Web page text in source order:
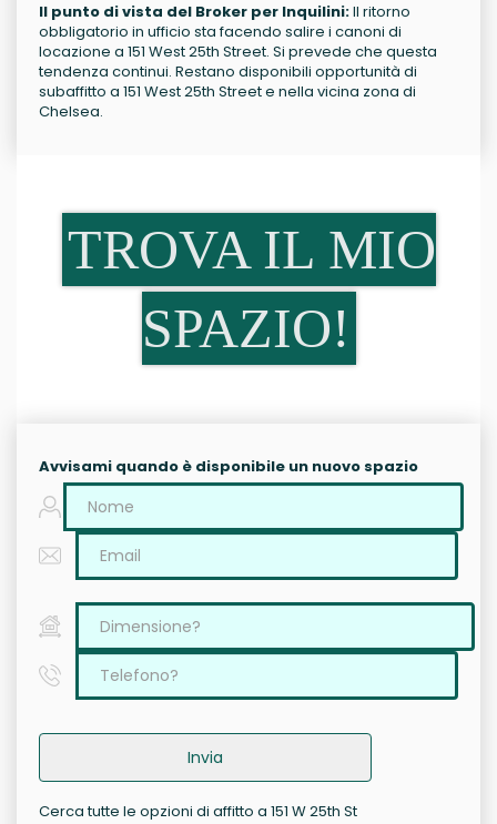
Il punto di vista del Broker per Inquilini:Il ritorno
obbligatorio in ufficio sta facendo salire i canoni di
locazione a 151 West 25th Street. Si prevede che questa
tendenza continui. Restano disponibili opportunità di
subaffitto a 151 West 25th Street e nella vicina zona di
Chelsea.
TROVA IL MIO
SPAZIO!
Avvisami quando è disponibile un nuovo spazio
Invia
Cerca tutte le opzioni di affitto a 151 W 25th St